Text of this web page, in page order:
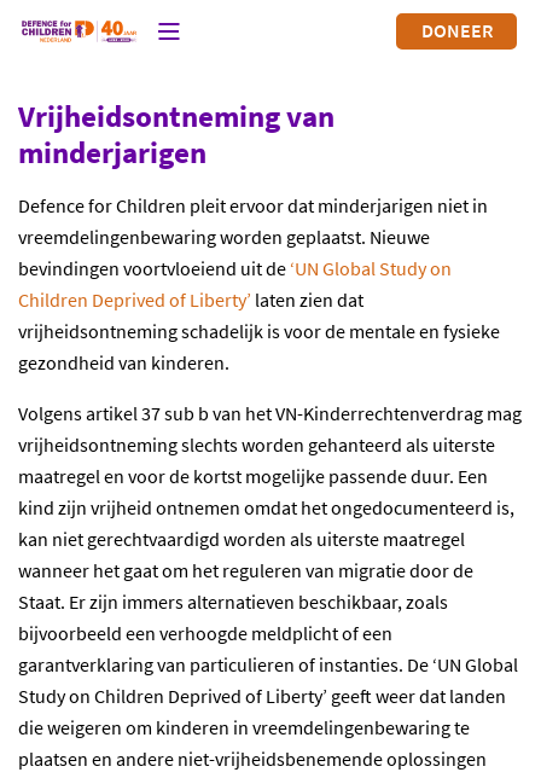
DONEER
Vrijheidsontneming van
minderjarigen
Defence for Children pleit ervoor dat minderjarigen niet in
vreemdelingenbewaring worden geplaatst. Nieuwe
bevindingen voortvloeiend uit de ‘UN Global Study on
Children Deprived of Liberty’ laten zien dat
vrijheidsontneming schadelijk is voor de mentale en fysieke
gezondheid van kinderen.
Volgens artikel 37 sub b van het VN-Kinderrechtenverdrag mag
vrijheidsontneming slechts worden gehanteerd als uiterste
maatregel en voor de kortst mogelijke passende duur. Een
kind zijn vrijheid ontnemen omdat het ongedocumenteerd is,
kan niet gerechtvaardigd worden als uiterste maatregel
wanneer het gaat om het reguleren van migratie door de
Staat. Er zijn immers alternatieven beschikbaar, zoals
bijvoorbeeld een verhoogde meldplicht of een
garantverklaring van particulieren of instanties. De ‘UN Global
Study on Children Deprived of Liberty’ geeft weer dat landen
die weigeren om kinderen in vreemdelingenbewaring te
plaatsen en andere niet-vrijheidsbenemende oplossingen